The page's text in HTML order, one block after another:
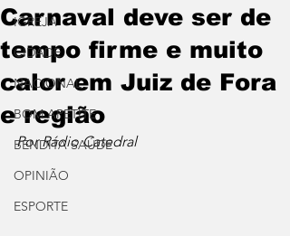
IGREJA
CIDADE
NACIONAL
BOM APETITE
BENDITA SAÚDE
OPINIÃO
ESPORTE
Carnaval deve ser de
tempo firme e muito
calor em Juiz de Fora
e região
Por Rádio Catedral